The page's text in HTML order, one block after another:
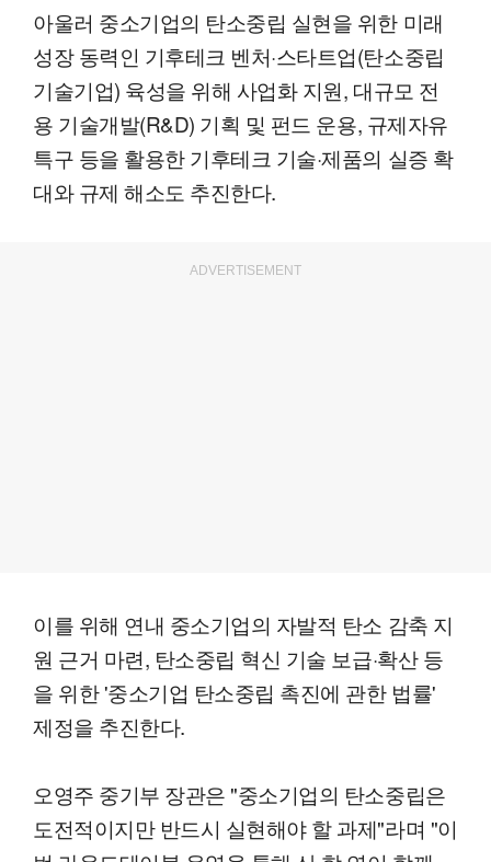
아울러 중소기업의 탄소중립 실현을 위한 미래
성장 동력인 기후테크 벤처·스타트업(탄소중립
기술기업) 육성을 위해 사업화 지원, 대규모 전
용 기술개발(R&D) 기획 및 펀드 운용, 규제자유
특구 등을 활용한 기후테크 기술·제품의 실증 확
대와 규제 해소도 추진한다.
ADVERTISEMENT
이를 위해 연내 중소기업의 자발적 탄소 감축 지
원 근거 마련, 탄소중립 혁신 기술 보급·확산 등
을 위한 '중소기업 탄소중립 촉진에 관한 법률'
제정을 추진한다.
오영주 중기부 장관은 "중소기업의 탄소중립은
도전적이지만 반드시 실현해야 할 과제"라며 "이